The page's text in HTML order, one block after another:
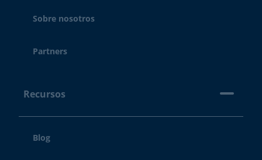
Sobre nosotros
Partners
Recursos
Blog